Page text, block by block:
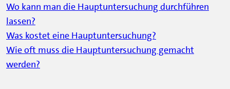
Wo kann man die Hauptuntersuchung durchführen
lassen?
Was kostet eine Hauptuntersuchung?
Wie oft muss die Hauptuntersuchung gemacht
werden?